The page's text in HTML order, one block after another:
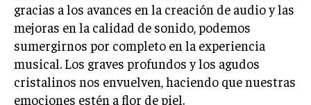
gracias a los avances en la creación de audio y las
mejoras en la calidad de sonido, podemos
sumergirnos por completo en la experiencia
musical. Los graves profundos y los agudos
cristalinos nos envuelven, haciendo que nuestras
emociones estén a flor de piel.